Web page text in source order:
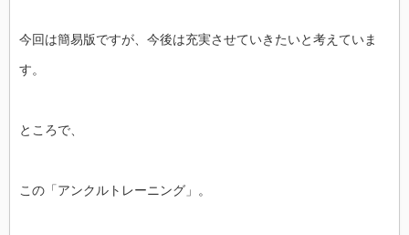
今回は簡易版ですが、今後は充実させていきたいと考えていま
す。
ところで、
この「アンクルトレーニング」。